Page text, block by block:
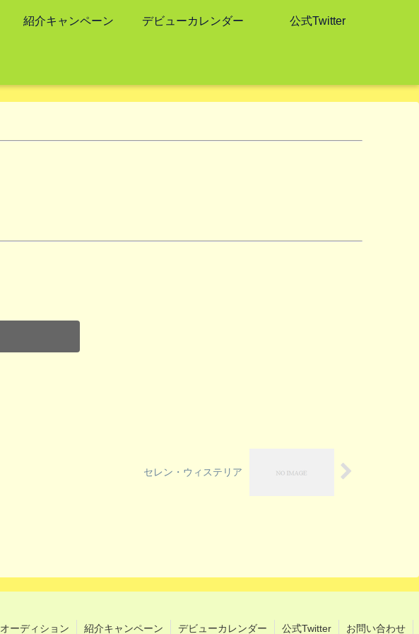
紹介キャンペーン デビューカレンダー 公式Twitter
セレン・ウィステリア
オーディション 紹介キャンペーン デビューカレンダー 公式Twitter お問い合わせ